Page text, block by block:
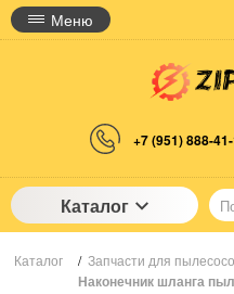
Меню
+7 (951) 888-
Каталог
Каталог / Запчасти для
Наконечник шланга